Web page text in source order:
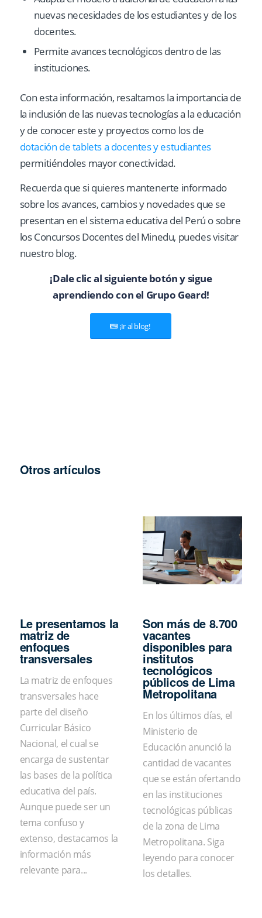
nuevas necesidades de los estudiantes y de los
docentes.
Permite avances tecnológicos dentro de las
instituciones.
Con esta información, resaltamos la importancia de
la inclusión de las nuevas tecnologías a la educación
y de conocer este y proyectos como los de
dotación de tablets a docentes y estudiantes
permitiéndoles mayor conectividad.
Recuerda que si quieres mantenerte informado
sobre los avances, cambios y novedades que se
presentan en el sistema educativa del Perú o sobre
los Concursos Docentes del Minedu, puedes visitar
nuestro blog.
¡Dale clic al siguiente botón y sigue
aprendiendo con el Grupo Geard!
¡Ir al blog!
Otros artículos
Le presentamos la
matriz de
enfoques
transversales
La matriz de enfoques
transversales hace
parte del diseño
Curricular Básico
Nacional, el cual se
encarga de sustentar
las bases de la política
educativa del país.
Aunque puede ser un
tema confuso y
extenso, destacamos la
información más
relevante para...
Son más de 8.700
vacantes
disponibles para
institutos
tecnológicos
públicos de Lima
Metropolitana
En los últimos días, el
Ministerio de
Educación anunció la
cantidad de vacantes
que se están ofertando
en las instituciones
tecnológicas públicas
de la zona de Lima
Metropolitana. Siga
leyendo para conocer
los detalles.